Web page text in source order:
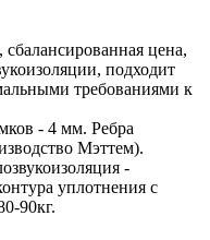
цена,
подходит
требованиями к
- 4 мм. Ребра
Мэттем).
-
уплотнения с
90кг.